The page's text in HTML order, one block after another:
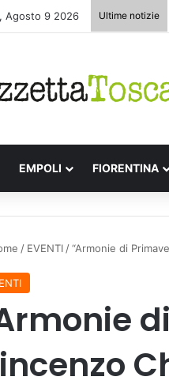
Agosto 9 2026 Ultime notizie
EMPOLI FIORENTINA
/ EVENTI /“Armonie di